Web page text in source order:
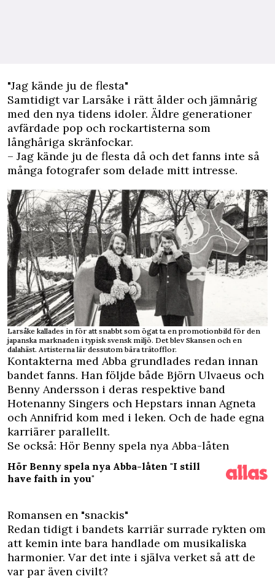
"Jag kände ju de flesta"
Samtidigt var Larsåke i rätt ålder och jämnårig
med den nya tidens idoler. Äldre generationer
avfärdade pop och rockartisterna som
långhåriga skränfockar.
– Jag kände ju de flesta då och det fanns inte så
många fotografer som delade mitt intresse.
Larsåke kallades in för att snabbt som ögat ta en promotionbild för den
japanska marknaden i typisk svensk miljö. Det blev Skansen och en
dalahäst. Artisterna lär dessutom bära trätofflor.
Kontakterna med Abba grundlades redan innan
bandet fanns. Han följde både Björn Ulvaeus och
Benny Andersson i deras respektive band
Hotenanny Singers och Hepstars innan Agneta
och Annifrid kom med i leken. Och de hade egna
karriärer parallellt.
Se också: Hör Benny spela nya Abba-låten
Hör Benny spela nya Abba-låten "I still
have faith in you"
Romansen en "snackis"
Redan tidigt i bandets karriär surrade rykten om
att kemin inte bara handlade om musikaliska
harmonier. Var det inte i själva verket så att de
var par även civilt?